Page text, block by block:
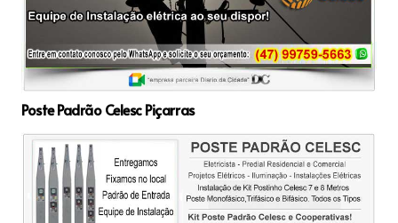
Poste Padrão Celesc Piçarras